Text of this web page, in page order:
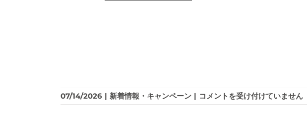
07/14/2026 | 新着情報・キャンペーン | ニ
ン
コメントを受け付けていません